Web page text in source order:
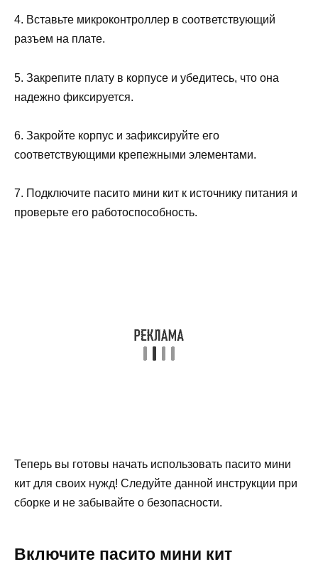
4. Вставьте микроконтроллер в соответствующий
разъем на плате.
5. Закрепите плату в корпусе и убедитесь, что она
надежно фиксируется.
6. Закройте корпус и зафиксируйте его
соответствующими крепежными элементами.
7. Подключите пасито мини кит к источнику питания и
проверьте его работоспособность.
Теперь вы готовы начать использовать пасито мини
кит для своих нужд! Следуйте данной инструкции при
сборке и не забывайте о безопасности.
Включите пасито мини кит